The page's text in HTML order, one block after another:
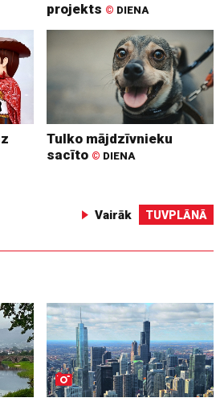
projekts © DIENA
Tulko mājdzīvnieku
sacīto © DIENA
Vairāk TUVPLĀNĀ